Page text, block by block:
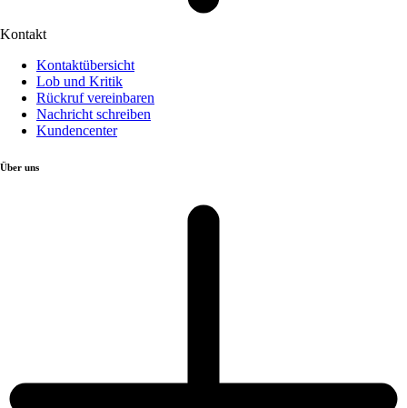
Kontakt
Kontaktübersicht
Lob und Kritik
Rückruf vereinbaren
Nachricht schreiben
Kundencenter
Über uns